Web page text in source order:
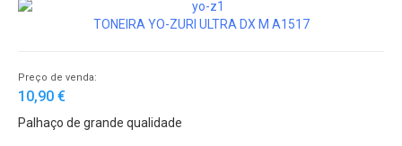
TONEIRA YO-ZURI ULTRA DX M A1517
Preço de venda:
10,90 €
Palhaço de grande qualidade